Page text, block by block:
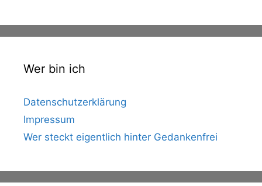
Wer bin ich
Datenschutzerklärung
Impressum
Wer steckt eigentlich hinter Gedankenfrei